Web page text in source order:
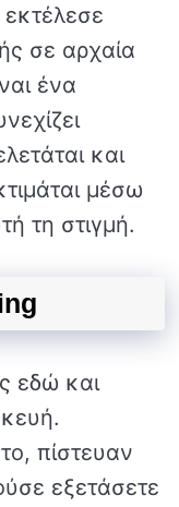
σε αρχαία
ένα
και
μέσω
τη στιγμή.
εδώ και
πίστευαν
εξετάσετε